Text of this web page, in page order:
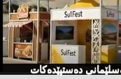
دەستپێدەكات